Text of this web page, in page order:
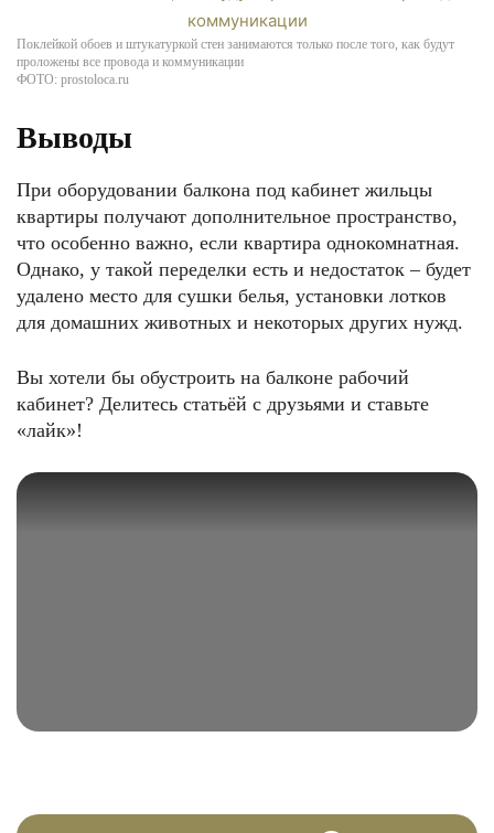
Поклейкой обоев и штукатуркой стен занимаются только после того, как будут
проложены все провода и коммуникации
ФОТО: prostoloca.ru
Выводы
При оборудовании балкона под кабинет жильцы
квартиры получают дополнительное пространство,
что особенно важно, если квартира однокомнатная.
Однако, у такой переделки есть и недостаток – будет
удалено место для сушки белья, установки лотков
для домашних животных и некоторых других нужд.
Вы хотели бы обустроить на балконе рабочий
кабинет? Делитесь статьёй с друзьями и ставьте
«лайк»!